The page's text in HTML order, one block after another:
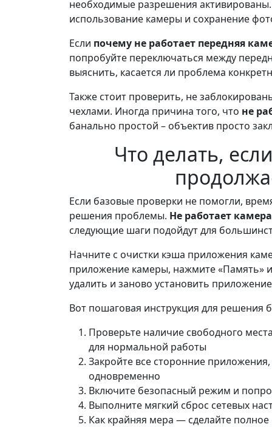
необходимые разрешения
использование камеры и сохранение
Если почему не работает передняя
попробуйте переключаться между
выяснить, касается ли проблема
Также стоит проверить, не
чехлами. Иногда причина того, что не
банально простой – объектив просто
Что делать,
Если базовые проверки не помогли,
решения проблемы. Не работает
следующие шаги подойдут для
Начните с очистки кэша приложения
приложение камеры, нажмите «Память»
удалить и заново установить
Вот пошаговая инструкция для решения
Проверьте наличие свободного
для нормальной работы
Закройте все сторонние
одновременно
Включите безопасный режим и
Выполните мягкий сброс сетевых
Как крайняя мера — сделайте полное